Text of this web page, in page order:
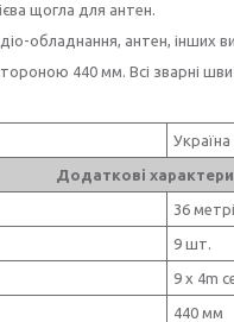
щогла для антен.
обладнання, антен, інших
440 мм. Всі зварні
Україна
Додаткові
36
9 шт.
9 х 4m
440 мм